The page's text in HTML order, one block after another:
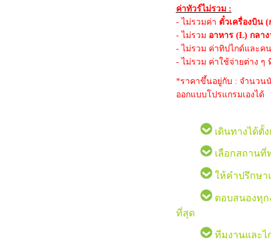
ค่าทัวร์ไม่รวม :
- ไม่รวมค่า ตั๋วเครื่องบิน
- ไม่รวม อาหาร (L) กลา
- ไม่รวม ค่าทิปไกด์และค
- ไม่รวม ค่าใช้จ่ายต่าง ๆ
*ราคาขึ้นอยู่กับ : จำนวน
ออกแบบโปรแกรมเองได้
เดินทางได้ตั้
เลือกสถานที่
ให้คำปรึกษา
ตอบสนองทุก
ที่สุด
ทีมงานและไ